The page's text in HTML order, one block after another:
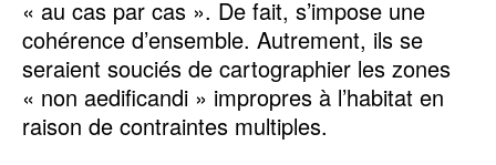
« au cas par cas ». De fait, s’impose une
cohérence d’ensemble. Autrement, ils se
seraient souciés de cartographier les zones
« non aedificandi » impropres à l’habitat en
raison de contraintes multiples.